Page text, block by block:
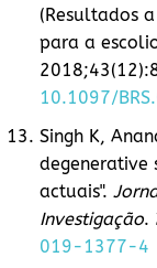
(Resultados
para a
10.1097/
Singh K,
degenerative
actuais".
Investigação.
019-1377-4